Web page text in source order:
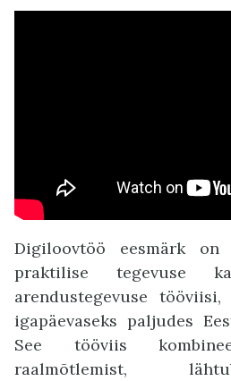
Digiloovtöö eesmärk on
praktilise tegevuse
arendustegevuse
igapäevaseks paljudes
See tööviis
raalmõtlemist,